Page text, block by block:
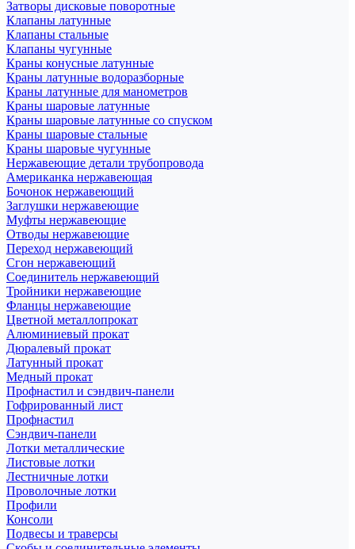
Затворы дисковые поворотные
Клапаны латунные
Клапаны стальные
Клапаны чугунные
Краны конусные латунные
Краны латунные водоразборные
Краны латунные для манометров
Краны шаровые латунные
Краны шаровые латунные со спуском
Краны шаровые стальные
Краны шаровые чугунные
Нержавеющие детали трубопровода
Американка нержавеющая
Бочонок нержавеющий
Заглушки нержавеющие
Муфты нержавеющие
Отводы нержавеющие
Переход нержавеющий
Сгон нержавеющий
Соединитель нержавеющий
Тройники нержавеющие
Фланцы нержавеющие
Цветной металлопрокат
Алюминиевый прокат
Дюралевый прокат
Латунный прокат
Медный прокат
Профнастил и сэндвич-панели
Гофрированный лист
Профнастил
Сэндвич-панели
Лотки металлические
Листовые лотки
Лестничные лотки
Проволочные лотки
Профили
Консоли
Подвесы и траверсы